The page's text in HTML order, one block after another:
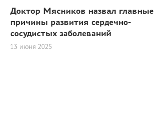
Доктор Мясников назвал главные
причины развития сердечно-
сосудистых заболеваний
13 июня 2025